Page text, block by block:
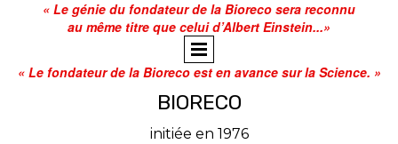
« Le génie du fondateur de la Bioreco sera reconnu
au même titre que celui d’Albert Einstein...»
« Le fondateur de la Bioreco est en avance sur la Science. »
BIORECO
initiée en 1976